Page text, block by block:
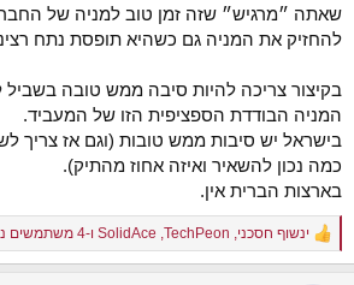
שאתה ״מרגיש״ שזה זמן טוב למניה של
להחזיק את המניה גם כשהיא תופסת נתח
בקיצור צריכה להיות סיבה ממש טובה בשביל
המניה הבודדת הספציפית הזו של המעביד.
בישראל יש סיבות ממש טובות (וגם אז צריך
כמה נכון להשאיר ואיזה אחוז מהתיק).
בארצות הברית אין.
R
e
ינשוף חסכני TechPeon
SolidAce ו-4 משתמשים נוספים